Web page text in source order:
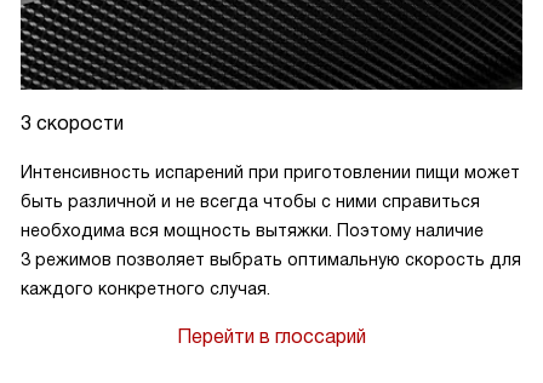
3 скорости
Интенсивность испарений при приготовлении пищи может
быть различной и не всегда чтобы с ними справиться
необходима вся мощность вытяжки. Поэтому наличие
3 режимов позволяет выбрать оптимальную скорость для
каждого конкретного случая.
Перейти в глоссарий